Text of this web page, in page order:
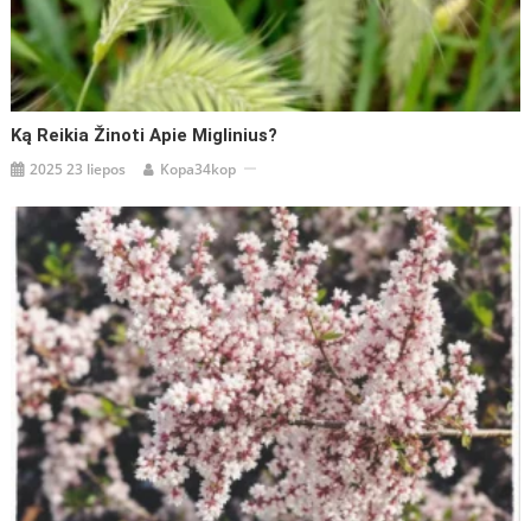
Ką Reikia Žinoti Apie Miglinius?
2025 23 liepos Kopa34kop